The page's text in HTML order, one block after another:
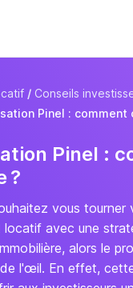
Conseils
Pinel : comment
Pinel :
?
vous tourner
locatif avec une
alors le
l'œil. En effet,